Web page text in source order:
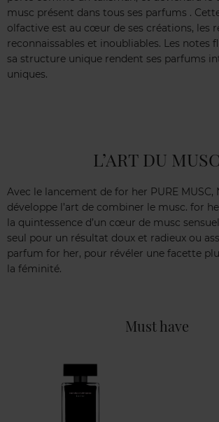
musc présent dans tous ses parfums .
olfactive est au cœur de ses créations, les
reconnaissables et inoubliables. Les notes
sa structure unique rendent ses parfums
uniques.
L’ART DU MUSC
Avec le lancement de for her PURE MUSC,
développe l’art de combiner le musc. for
la quintessence d’un cœur de musc
seul pour un résultat doux et radieux ou
parfum for her, pour révéler une facette
la féminité.
Must have